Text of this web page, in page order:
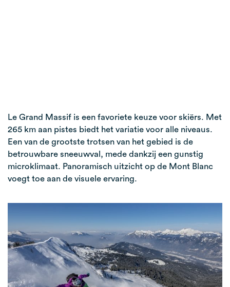
Le Grand Massif is een favoriete keuze voor skiërs. Met
265 km aan pistes biedt het variatie voor alle niveaus.
Een van de grootste trotsen van het gebied is de
betrouwbare sneeuwval, mede dankzij een gunstig
microklimaat. Panoramisch uitzicht op de Mont Blanc
voegt toe aan de visuele ervaring.